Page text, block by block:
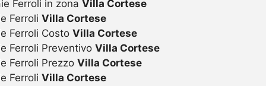
Ferroli in zona Villa Cortese
Ferroli Villa Cortese
Ferroli Costo Villa Cortese
Ferroli Preventivo Villa Cortese
Ferroli Prezzo Villa Cortese
Ferroli Villa Cortese